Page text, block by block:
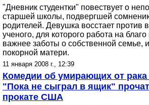
"Дневник студентки" повествует о
старшей школы, подвергшей
родителей. Девушка восстает против
ученого, для которого работа на
важнее заботы о собственной семье,
покорной матери.
11 января 2008 г., 12:39
Комедии об умирающих от рака
"Пока не сыграл в ящик"
прокате США